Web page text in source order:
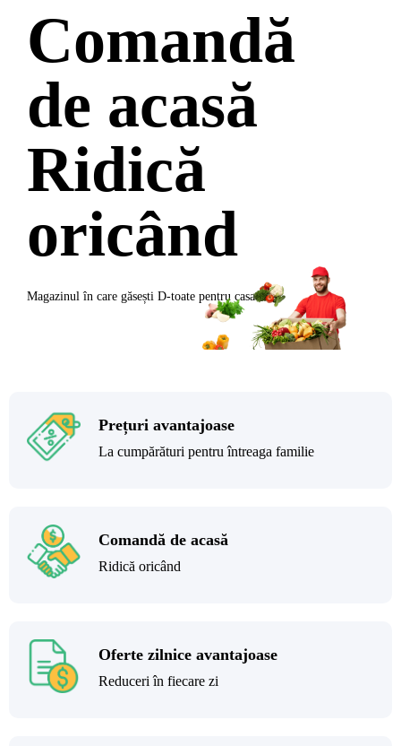
Comandă
de acasă
Ridică
oricând
Magazinul în care găsești D-toate pentru casa ta
Prețuri avantajoase
La cumpărături pentru întreaga familie
Comandă de acasă
Ridică oricând
Oferte zilnice avantajoase
Reduceri în fiecare zi